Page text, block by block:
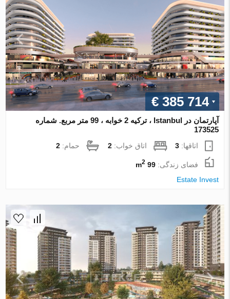
€ 385 714
آپارتمان در Istanbul ، ترکیه 2 خوابه ، 99 متر مربع. شماره
173525
اتاقها:3 اتاق خواب:2 حمام:2
فضای زندگی:99 m
2
Estate Invest